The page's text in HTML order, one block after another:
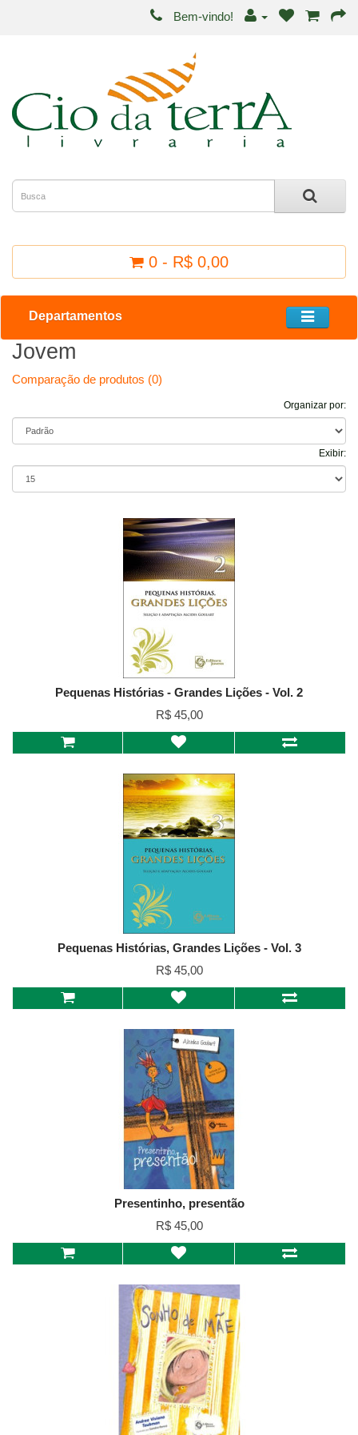
Bem-vindo!
0 - R$ 0,00
Departamentos
Jovem
Comparação de produtos (0)
Organizar por:
Exibir:
Pequenas Histórias - Grandes Lições - Vol. 2
R$ 45,00
Pequenas Histórias, Grandes Lições - Vol. 3
R$ 45,00
Presentinho, presentão
R$ 45,00